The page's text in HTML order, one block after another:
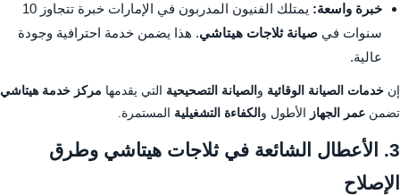
خبرة واسعة:
يمتلك الفنيون المدربون في الإمارات خبرة تتجاوز 10
سنوات في صيانة ثلاجات هيتاشي. هذا يضمن خدمة احترافية وجودة
عالية.
إن خدمات الصيانة الوقائية و الصيانة التصحيحية التي يقدمها مركز خدمة هيتاشي
تضمن عمر الجهاز الأطول و الكفاءة التشغيلية المستمرة.
3. الأعطال الشائعة في ثلاجات هيتاشي وطرق
الإصلاح